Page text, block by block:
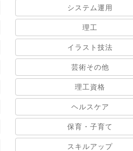
システム運用
理工
イラスト技法
芸術その他
理工資格
ヘルスケア
保育・子育て
スキルアップ